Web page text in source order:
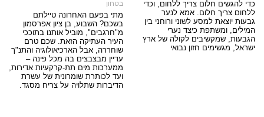
כדי להגשים חלום צריך ללחום, וכדי
ללחום צריך חלום. אמא לנער
גבעות יוצאת למסע לשוני ורוחני בין
המילים, ומשתפת כיצד נערי
הגבעות, שמקשיבים לקולה של ארץ
ישראל, מגשימים חזון נבואי
בטחון
מתי בפעם האחרונה טיילתם
בשכם? השבוע, בן ציון אפרסמון
מ"חרגבים", מוביל אותנו בתוככי
העיר העתיקה הזאת. שכם טרם
שוחררה, אבל הארכיאולוגיה והתנ"ך
עדיין מבצבצים בה מכל פינה –
ממערכות מים תת-קרקעיות אדירות,
ועד לכותרת שומרונית של עשרת
הדיברות שתלויה על צריח מסגד.